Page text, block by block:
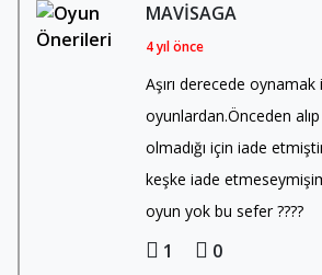
MAVISAGA
4 yıl önce
Aşırı derecede
oyunlardan.Önceden
olmadığı için iade
keşke iade
oyun yok bu sefer ????
1 0